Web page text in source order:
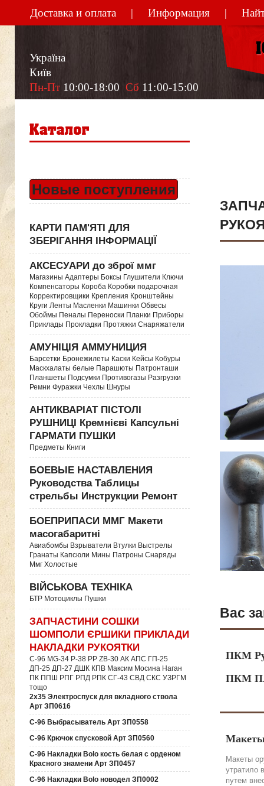
Доставка и оплата Информация
Україна
Київ
Пн-Пт 10:00-18:00 Сб 11:00-15:00
Новые поступления
КАРТИ ПАМ'ЯТІ ДЛЯ
ЗБЕРІГАННЯ ІНФОРМАЦІЇ
АКСЕСУАРИ до зброї ммг
Магазины Адаптеры Боксы Глушители Ключи
Компенсаторы Короба Коробки подарочная
Корректировщики Крепления Кронштейны
Круги Ленты Масленки Машинки Обвесы
Обоймы Пеналы Переноски Планки Приборы
Приклады Прокладки Протяжки Снаряжатели
АМУНІЦІЯ АММУНИЦИЯ
Барсетки Бронежилеты Каски Кейсы Кобуры
Маскхалаты белые Парашюты Патронташи
Планшеты Подсумки Противогазы Разгрузки
Ремни Фуражки Чехлы Шнуры
АНТИКВАРІАТ ПІСТОЛІ
РУШНИЦІ Кремнієві Капсульні
ГАРМАТИ ПУШКИ
Предметы Книги
БОЕВЫЕ НАСТАВЛЕНИЯ
Руководства Таблицы
стрельбы Инструкции Ремонт
БОЕПРИПАСИ ММГ Макети
масогабаритні
Авиабомбы Взрыватели Втулки Выстрелы
Гранаты Капсюли Мины Патроны Снаряды
Ммг Холостые
ВІЙСЬКОВА ТЕХНІКА
БТР Мотоциклы Пушки
ЗАПЧАСТИНИ СОШКИ
ШОМПОЛИ ЄРШИКИ ПРИКЛАДИ
НАКЛАДКИ РУКОЯТКИ
C-96 MG-34 P-38 PP ZB-30 АК АПС ГП-25
ДП-25 ДП-27 ДШК КПВ Максим Мосина Наган
ПК ППШ РПГ РПД РПК СГ-43 СВД CКС УЗРГМ
тощо
2х35 Электроспуск для вкладного ствола
Арт ЗП0616
C-96 Выбрасыватель Арт ЗП0558
C-96 Крючок спусковой Арт ЗП0560
C-96 Накладки Bolo кость белая с орденом
Красного знамени Арт ЗП0457
C-96 Накладки Bolo новодел ЗП0002
Вас
ПКМ
ПКМ
Макеты
Макеты
утратило
путем